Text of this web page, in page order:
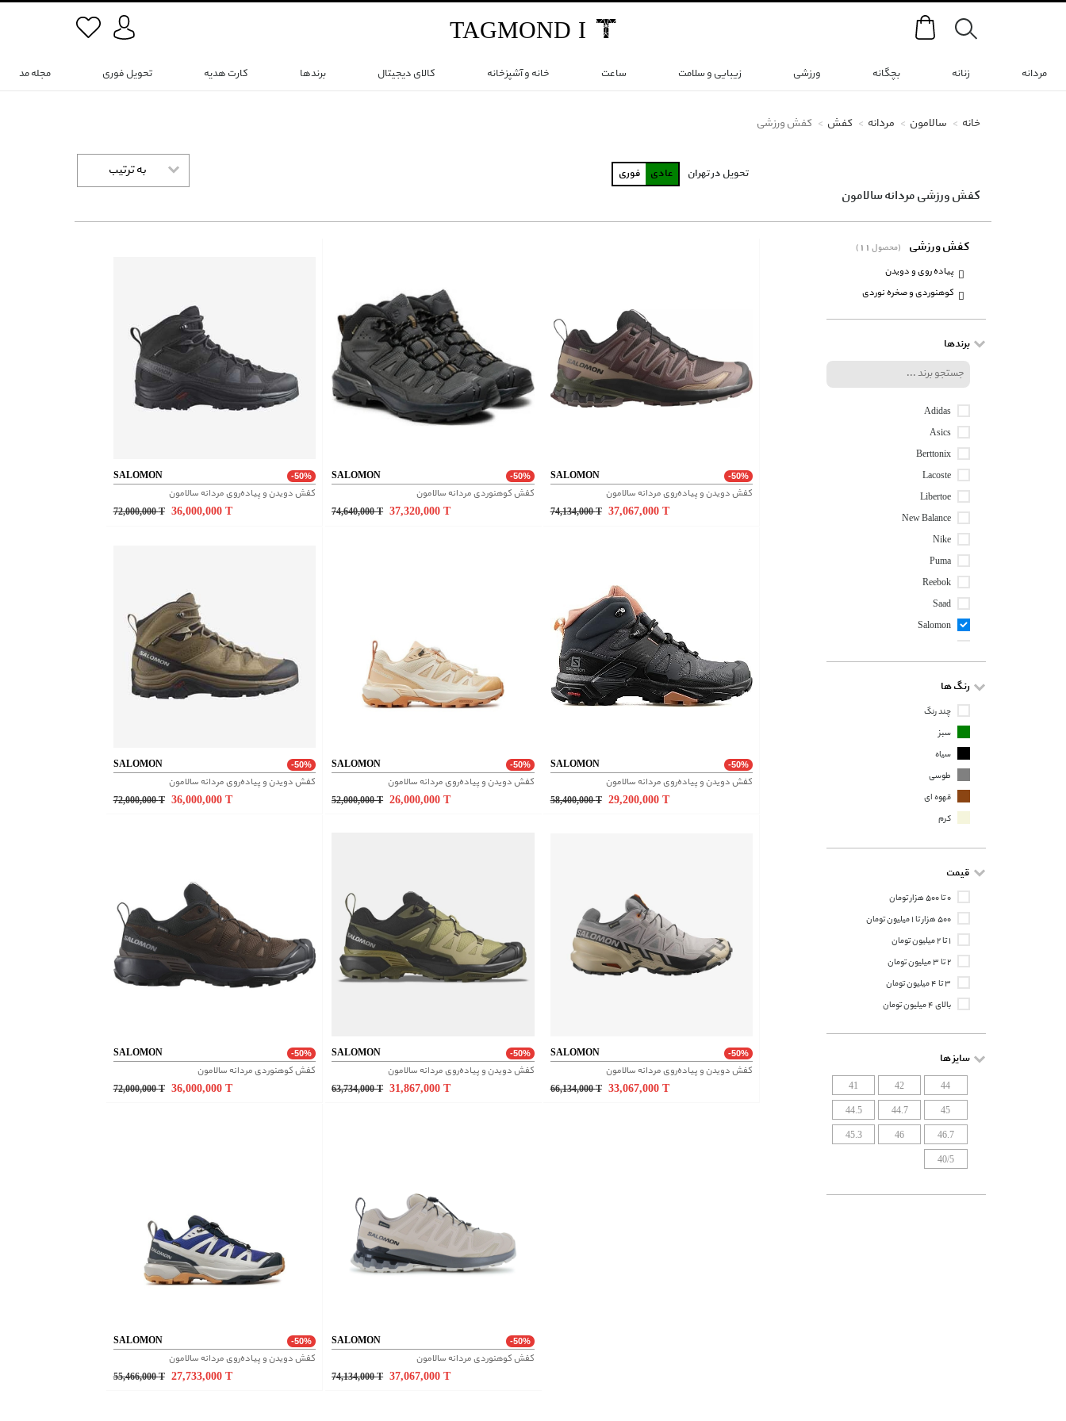
Search
TAGMOND I
مردانه زنانه بچگانه ورزشی زیبایی و سلامت ساعت خانه و آشپزخانه کالای دیجیتال برندها کارت هدیه تحویل فوری مجله مد
تحویل در تهران عادی فوری به ترتیب
خانه سالامون مردانه کفش کفش ورزشی
کفش ورزشی مردانه سالامون
SALOMON -50%
کفش دویدن و پیاده‌روی مردانه سالامون
72,000,000T 36,000,000 T
SALOMON -50%
کفش کوهنوردی مردانه سالامون
74,640,000T 37,320,000T
SALOMON -50%
کفش دویدن و پیاده‌روی مردانه سالامون
74,134,000T 37,067,000 T
SALOMON -50%
کفش دویدن و پیاده‌روی مردانه سالامون
72,000,000T 36,000,000 T
SALOMON -50%
کفش دویدن و پیاده‌روی مردانه سالامون
52,000,000T 26,000,000T
SALOMON -50%
کفش دویدن و پیاده‌روی مردانه سالامون
58,400,000T 29,200,000 T
SALOMON -50%
کفش کوهنوردی مردانه سالامون
72,000,000T 36,000,000 T
SALOMON -50%
کفش دویدن و پیاده‌روی مردانه سالامون
63,734,000T 31,867,000T
SALOMON -50%
کفش دویدن و پیاده‌روی مردانه سالامون
66,134,000T 33,067,000 T
SALOMON -50%
کفش دویدن و پیاده‌روی مردانه سالامون
55,466,000T 27,733,000 T
SALOMON -50%
کفش کوهنوردی مردانه سالامون
74,134,000T 37,067,000T
(11 محصول) کفش ورزشی
پیاده روی و دویدن
کوهنوردی و صخره نوردی
برندها
Adidas
Asics
Berttonix
Lacoste
Libertoe
New Balance
Nike
Puma
Reebok
Saad
Salomon
رنگ ها
چند رنگ
سبز
سیاه
طوسی
قهوه ای
کرم
قیمت
۰ تا ۵۰۰ هزار تومان
۵۰۰ هزار تا ۱ میلیون تومان
۱ تا ۲ میلیون تومان
۲ تا ۳ میلیون تومان
۳ تا ۴ میلیون تومان
بالای ۴ میلیون تومان
سایز ها
41 42 44
44.5 44.7 45
45.3 46 46.7
40/5